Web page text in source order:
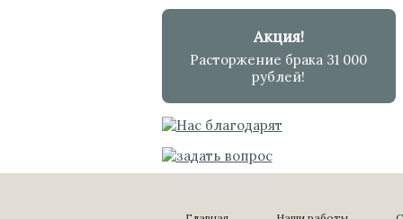
Акция!
Расторжение брака 31 000
рублей!